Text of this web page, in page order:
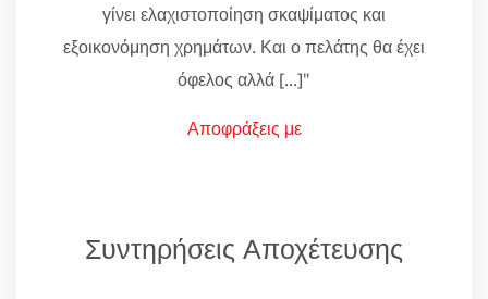
γίνει ελαχιστοποίηση σκαψίματος και
εξοικονόμηση χρημάτων. Και ο πελάτης θα έχει
όφελος αλλά [...]"
Αποφράξεις με
Συντηρήσεις Αποχέτευσης